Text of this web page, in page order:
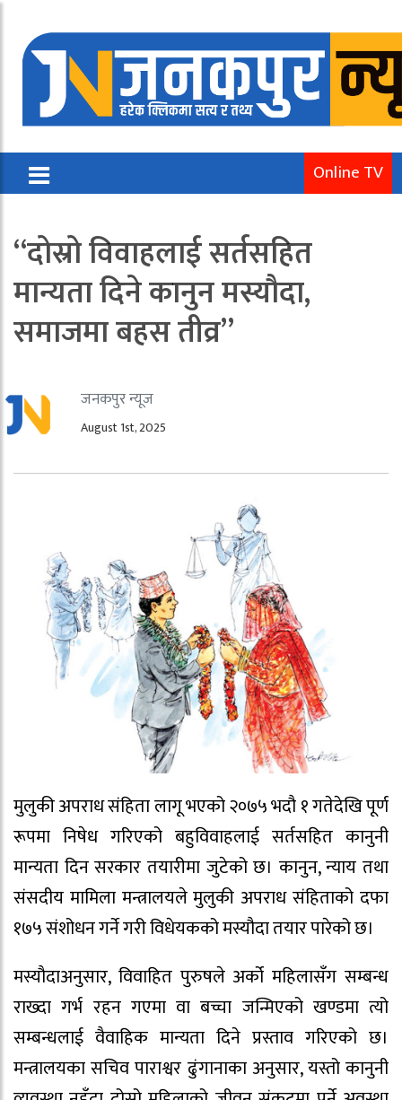
Online TV
“दोस्रो विवाहलाई सर्तसहित
मान्यता दिने कानुन मस्यौदा,
समाजमा बहस तीव्र”
जनकपुर न्यूज
August 1st, 2025
मुलुकी अपराध संहिता लागू भएको २०७५ भदौ १ गतेदेखि पूर्ण
रूपमा निषेध गरिएको बहुविवाहलाई सर्तसहित कानुनी
मान्यता दिन सरकार तयारीमा जुटेको छ। कानुन, न्याय तथा
संसदीय मामिला मन्त्रालयले मुलुकी अपराध संहिताको दफा
१७५ संशोधन गर्ने गरी विधेयकको मस्यौदा तयार पारेको छ।
मस्यौदाअनुसार, विवाहित पुरुषले अर्को महिलासँग सम्बन्ध
राख्दा गर्भ रहन गएमा वा बच्चा जन्मिएको खण्डमा त्यो
सम्बन्धलाई वैवाहिक मान्यता दिने प्रस्ताव गरिएको छ।
मन्त्रालयका सचिव पाराश्वर ढुंगानाका अनुसार, यस्तो कानुनी